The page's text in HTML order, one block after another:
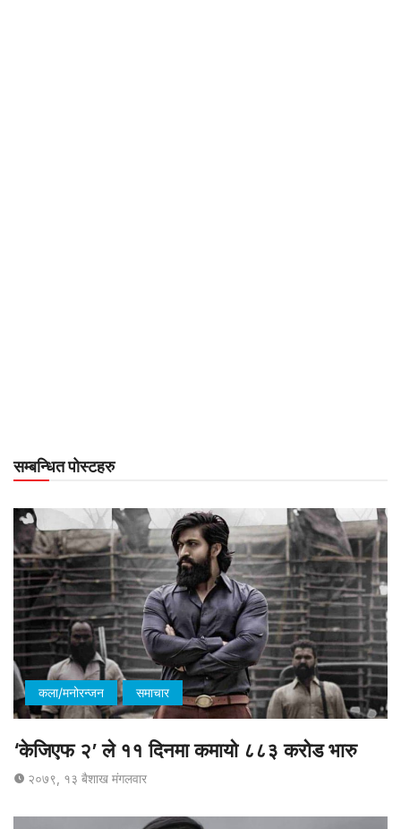
सम्बन्धित पोस्टहरु
कला/मनोरन्जन समाचार
‘केजिएफ २’ ले ११ दिनमा कमायो ८८३ करोड भारु
२०७९, १३ बैशाख मंगलवार